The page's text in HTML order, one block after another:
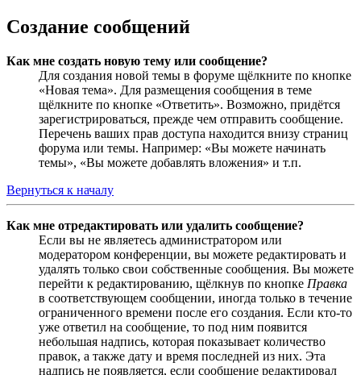
Создание сообщений
Как мне создать новую тему или сообщение?
Для создания новой темы в форуме щёлкните по кнопке
«Новая тема». Для размещения сообщения в теме
щёлкните по кнопке «Ответить». Возможно, придётся
зарегистрироваться, прежде чем отправить сообщение.
Перечень ваших прав доступа находится внизу страниц
форума или темы. Например: «Вы можете начинать
темы», «Вы можете добавлять вложения» и т.п.
Вернуться к началу
Как мне отредактировать или удалить сообщение?
Если вы не являетесь администратором или
модератором конференции, вы можете редактировать и
удалять только свои собственные сообщения. Вы можете
перейти к редактированию, щёлкнув по кнопке Правка
в соответствующем сообщении, иногда только в течение
ограниченного времени после его создания. Если кто-то
уже ответил на сообщение, то под ним появится
небольшая надпись, которая показывает количество
правок, а также дату и время последней из них. Эта
надпись не появляется, если сообщение редактировал